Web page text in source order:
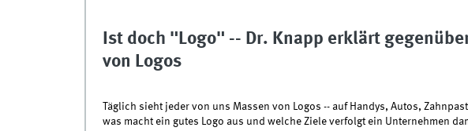
Ist doch "Logo" -- Dr. Knapp erklärt
von Logos
Täglich sieht jeder von uns Massen von Logos -- auf Handys, Autos,
was macht ein gutes Logo aus und welche Ziele verfolgt ein Unternehmen